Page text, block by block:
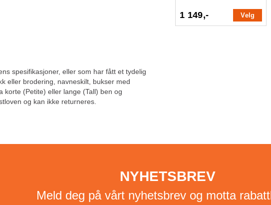
spesifikasjoner, eller som har fått et tydelig
eller brodering, navneskilt, bukser med
korte (Petite) eller lange (Tall) ben og
og kan ikke returneres.
1 149,- Velg
NYHETSBREV
Meld deg på vårt nyhetsbrev og motta